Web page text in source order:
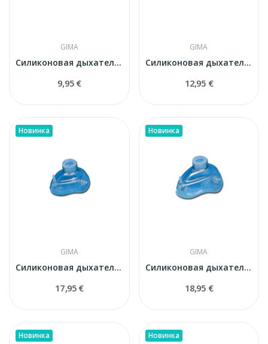
GIMA
Силиконовая дыхательная маска GIMA № 1 (младенцы )
9,95 €
GIMA
Силиконовая дыхательная маска GIMA № 2 (для детей)
12,95 €
Новинка
GIMA
Силиконовая дыхательная маска GIMA № 3...
17,95 €
Новинка
GIMA
Силиконовая дыхательная маска GIMA № 4 (для...
18,95 €
Новинка Новинка